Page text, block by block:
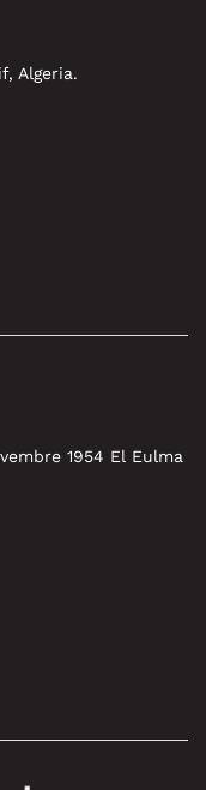
Algeria.
1954 El Eulma